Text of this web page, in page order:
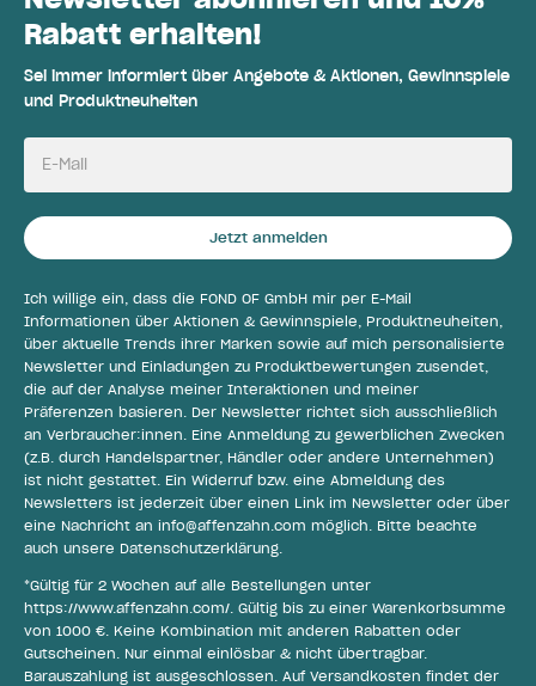
Rabatt erhalten!
Sei immer informiert über Angebote & Aktionen, Gewinnspiele
und Produktneuheiten
E-Mail
Jetzt anmelden
Ich willige ein, dass die FOND OF GmbH mir per E-Mail
Informationen über Aktionen & Gewinnspiele, Produktneuheiten,
über aktuelle Trends ihrer Marken sowie auf mich personalisierte
Newsletter und Einladungen zu Produktbewertungen zusendet,
die auf der Analyse meiner Interaktionen und meiner
Präferenzen basieren. Der Newsletter richtet sich ausschließlich
an Verbraucher:innen. Eine Anmeldung zu gewerblichen Zwecken
(z.B. durch Handelspartner, Händler oder andere Unternehmen)
ist nicht gestattet. Ein Widerruf bzw. eine Abmeldung des
Newsletters ist jederzeit über einen Link im Newsletter oder über
eine Nachricht an info@affenzahn.com möglich. Bitte beachte
auch unsere Datenschutzerklärung
*Gültig für 2 Wochen auf alle Bestellungen unter
https://www.affenzahn.com/ . Gültig bis zu einer Warenkorbsumme
von 1000 €. Keine Kombination mit anderen Rabatten oder
Gutscheinen. Nur einmal einlösbar & nicht übertragbar.
Barauszahlung ist ausgeschlossen. Auf Versandkosten findet der